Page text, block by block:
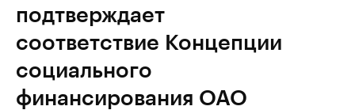
подтверждает
соответствие Концепции
социального
финансирования ОАО